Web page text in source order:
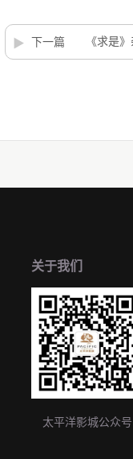
下一篇
关于我们
太平洋影城公众号